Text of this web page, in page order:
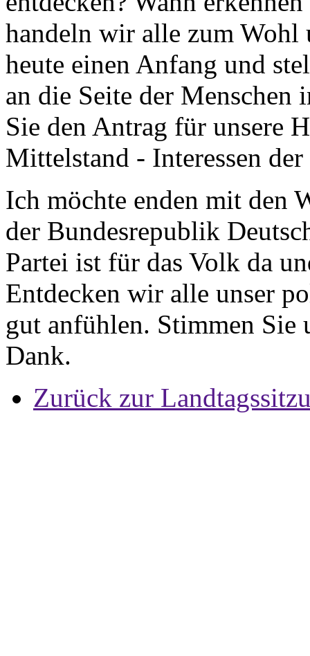
handeln wir alle zum Wohl
heute einen Anfang und
an die Seite der Menschen
Sie den Antrag für unsere
Mittelstand - Interessen
Ich möchte enden mit den
der Bundesrepublik
Partei ist für das Volk da
Entdecken wir alle unser
gut anfühlen. Stimmen Sie
Dank.
Zurück zur